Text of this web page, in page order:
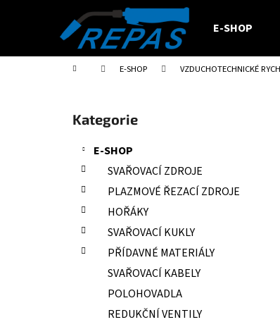
E-SHOP
Domů E-SHOP VZDUCHOTECHNICKÉ
Přeskočit
kategorie
Kategorie
E-SHOP
SVAŘOVACÍ ZDROJE
PLAZMOVÉ ŘEZACÍ ZDROJE
HOŘÁKY
SVAŘOVACÍ KUKLY
PŘÍDAVNÉ MATERIÁLY
SVAŘOVACÍ KABELY
POLOHOVADLA
REDUKČNÍ VENTILY
í
Zpět
do
Zpět
do
ELEKTRODY OK-67.70 PR.2,0 NEREZ